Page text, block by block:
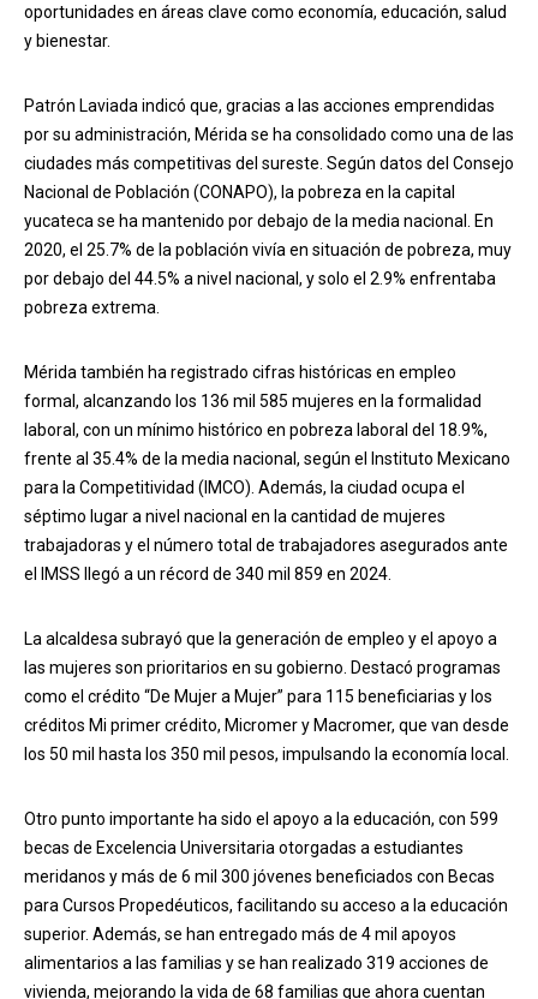
oportunidades en áreas clave como economía, educación, salud
y bienestar.
Patrón Laviada indicó que, gracias a las acciones emprendidas
por su administración, Mérida se ha consolidado como una de las
ciudades más competitivas del sureste. Según datos del Consejo
Nacional de Población (CONAPO), la pobreza en la capital
yucateca se ha mantenido por debajo de la media nacional. En
2020, el 25.7% de la población vivía en situación de pobreza, muy
por debajo del 44.5% a nivel nacional, y solo el 2.9% enfrentaba
pobreza extrema.
Mérida también ha registrado cifras históricas en empleo
formal, alcanzando los 136 mil 585 mujeres en la formalidad
laboral, con un mínimo histórico en pobreza laboral del 18.9%,
frente al 35.4% de la media nacional, según el Instituto Mexicano
para la Competitividad (IMCO). Además, la ciudad ocupa el
séptimo lugar a nivel nacional en la cantidad de mujeres
trabajadoras y el número total de trabajadores asegurados ante
el IMSS llegó a un récord de 340 mil 859 en 2024.
La alcaldesa subrayó que la generación de empleo y el apoyo a
las mujeres son prioritarios en su gobierno. Destacó programas
como el crédito “De Mujer a Mujer” para 115 beneficiarias y los
créditos Mi primer crédito, Micromer y Macromer, que van desde
los 50 mil hasta los 350 mil pesos, impulsando la economía local.
Otro punto importante ha sido el apoyo a la educación, con 599
becas de Excelencia Universitaria otorgadas a estudiantes
meridanos y más de 6 mil 300 jóvenes beneficiados con Becas
para Cursos Propedéuticos, facilitando su acceso a la educación
superior. Además, se han entregado más de 4 mil apoyos
alimentarios a las familias y se han realizado 319 acciones de
vivienda, mejorando la vida de 68 familias que ahora cuentan